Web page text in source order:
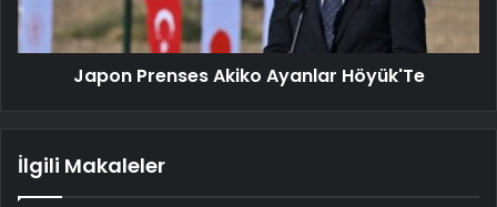
Japon Prenses Akiko Ayanlar Höyük'Te
İlgili Makaleler